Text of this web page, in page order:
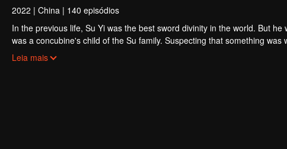
2022 | China | 140 episódios
In the previous life, Su Yi was the best sword divinity in the world. But
was a concubine's child of the Su family. Suspecting that something was wrong with his mother's death, Su Yi ran away from home to Qinghe
Sword Mansion to practice. But suddenly, he lost his cultivation and was
Leia mais